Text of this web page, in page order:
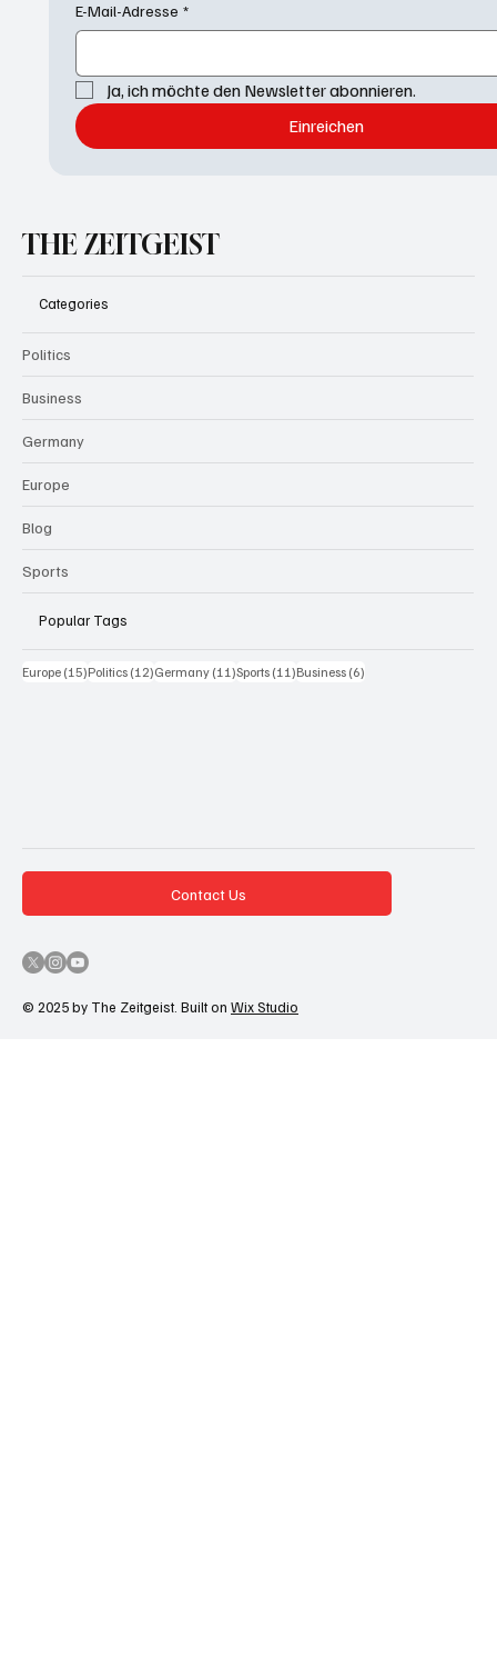
E-Mail-Adresse *
Ja, ich möchte den Newsletter abonnieren.
Einreichen
THE ZEITGEIST
Categories
Politics
Business
Germany
Europe
Blog
Sports
Popular Tags
Europe (15)15 Beiträge
Politics (12)12 Beiträge
Germany (11)11 Beiträge
Sports (11)11 Beiträge
Business (6)
© 2025 by The Zeitgeist. Built on Wix Studio
Contact Us